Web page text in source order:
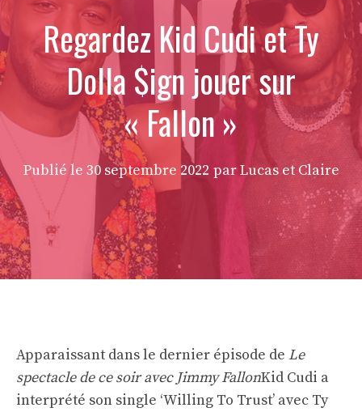
Regardez Kid Cudi et Ty
Dolla $ign jouer sur
« Fallon »
Publié le 30 septembre 2022 par Lucas et Claire
Apparaissant dans le dernier épisode de Le
spectacle de ce soir avec Jimmy FallonKid Cudi a
interprété son single ‘Willing To Trust’ avec Ty